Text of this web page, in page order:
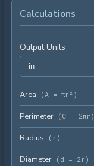
Calculations
Output Units
Area (A = πr² )
Perimeter ( C = 2πr )
Radius ( r )
Diameter ( d = 2r )